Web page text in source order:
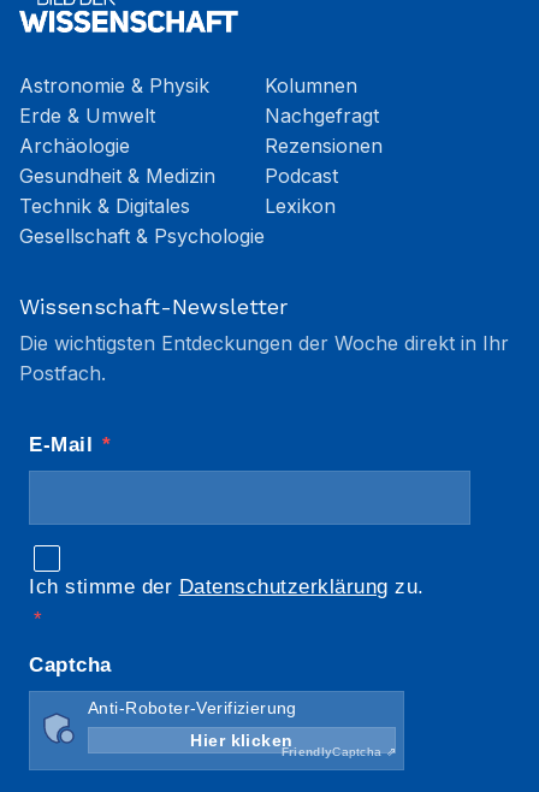
Astronomie & Physik
Erde & Umwelt
Archäologie
Gesundheit & Medizin
Technik & Digitales
Gesellschaft & Psychologie
Kolumnen
Nachgefragt
Rezensionen
Podcast
Lexikon
Wissenschaft-Newsletter
Die wichtigsten Entdeckungen der Woche direkt in Ihr
Postfach.